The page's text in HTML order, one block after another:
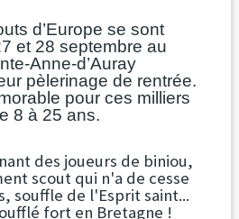
d’Europe se sont
et 28 septembre au
Anne-d’Auray
pèlerinage de rentrée.
pour ces milliers
8 à 25 ans.
des joueurs de biniou,
scout qui n'a de cesse
souffle de l'Esprit saint...
fort en Bretagne !